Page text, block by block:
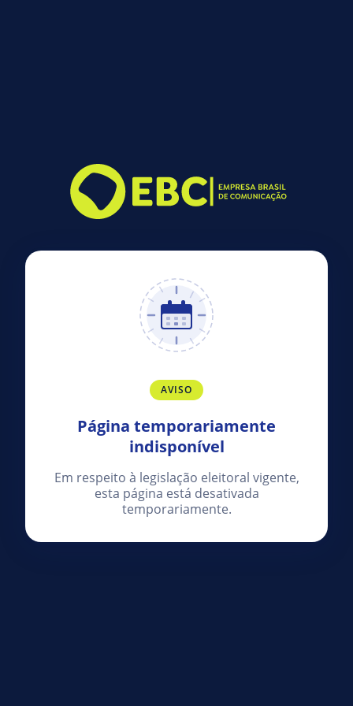
AVISO
Página temporariamente
indisponível
Em respeito à legislação eleitoral vigente,
esta página está desativada
temporariamente.